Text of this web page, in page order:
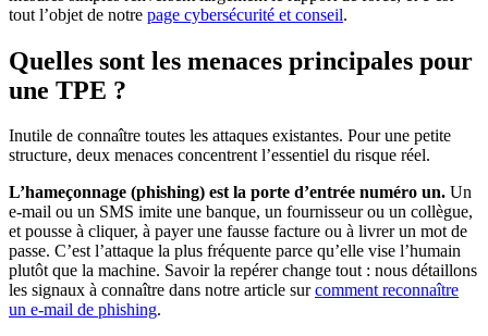
tout l’objet de notre page cybersécurité et conseil.
Quelles sont les menaces principales pour
une TPE ?
Inutile de connaître toutes les attaques existantes. Pour une petite
structure, deux menaces concentrent l’essentiel du risque réel.
L’hameçonnage (phishing) est la porte d’entrée numéro un. Un
e-mail ou un SMS imite une banque, un fournisseur ou un collègue,
et pousse à cliquer, à payer une fausse facture ou à livrer un mot de
passe. C’est l’attaque la plus fréquente parce qu’elle vise l’humain
plutôt que la machine. Savoir la repérer change tout : nous détaillons
les signaux à connaître dans notre article surcomment reconnaître
un e-mail de phishing.